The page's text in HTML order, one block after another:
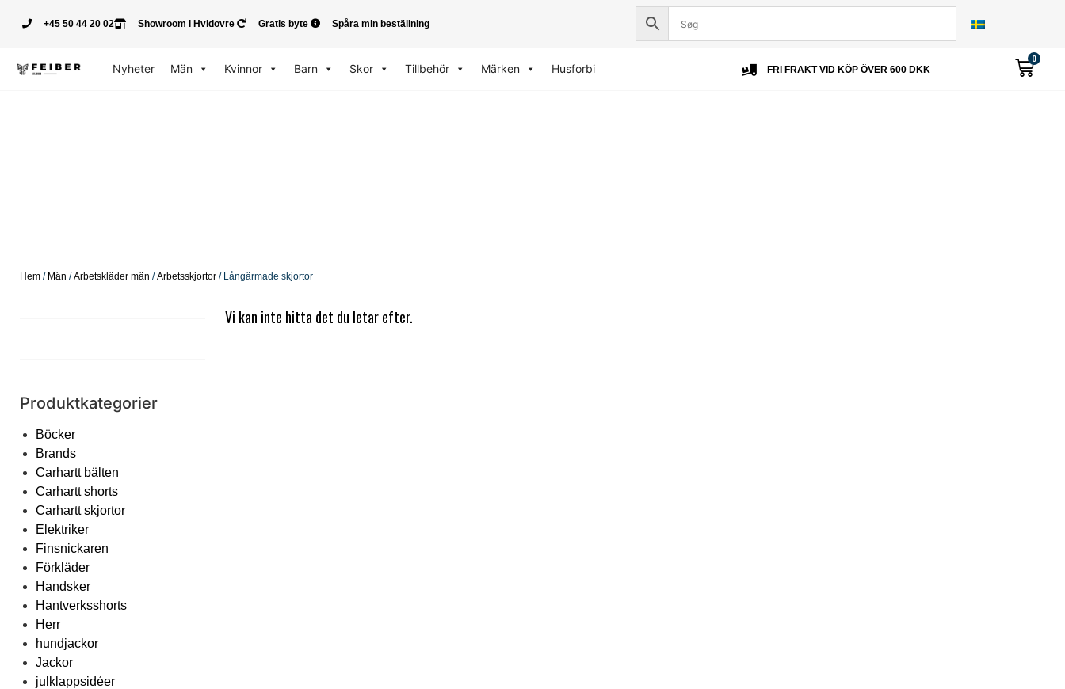
+45 50 44 20 02 Showroom i Hvidovre Gratis byte Spåra min beställning
Nyheter Män Kvinnor Barn Skor Tillbehör Märken Husforbi FRI FRAKT VID KÖP ÖVER 600 DKK
0
Hem / Män /Arbetskläder män /Arbetsskjortor / Långärmade skjortor
Produktkategorier
Böcker
Brands
Carhartt bälten
Carhartt shorts
Carhartt skjortor
Elektriker
Finsnickaren
Förkläder
Handsker
Hantverksshorts
Herr
hundjackor
Jackor
julklappsidéer
Vi kan inte hitta det du letar efter.